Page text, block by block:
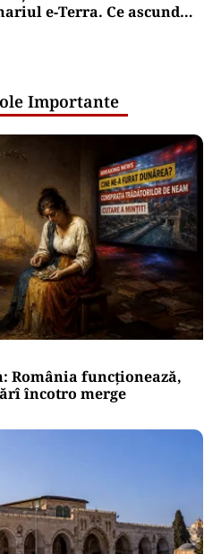
e‑Terra. Ce ascund
Importante
România funcționează,
încotro merge